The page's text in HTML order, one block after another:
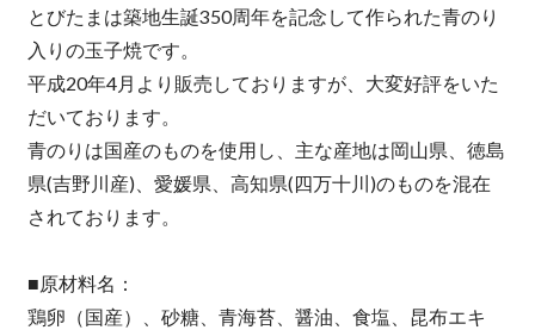
とびたまは築地生誕350周年を記念して作られた青のり
入りの玉子焼です。
平成20年4月より販売しておりますが、大変好評をいた
だいております。
青のりは国産のものを使用し、主な産地は岡山県、徳島
県(吉野川産)、愛媛県、高知県(四万十川)のものを混在
されております。
■原材料名：
鶏卵（国産）、砂糖、青海苔、醤油、食塩、昆布エキ